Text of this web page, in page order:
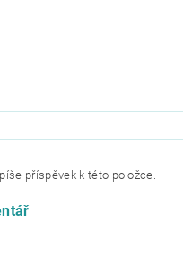
příspěvek k této položce.